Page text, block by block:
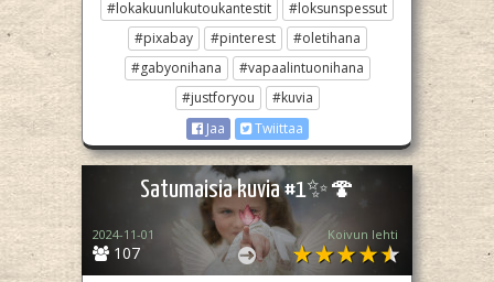
#lokakuunlukutoukantestit
#loksunspessut
#pixabay
#pinterest
#oletihana
#gabyonihana
#vapaalintuonihana
#justforyou
#kuvia
Jaa
Twiittaa
Satumaisia kuvia #1✨🍄
107
2024-11-01 Koivun lehti